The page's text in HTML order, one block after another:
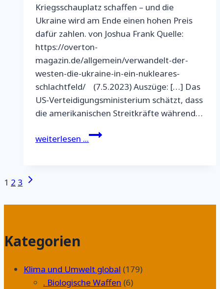
Kriegsschauplatz schaffen – und die
Ukraine wird am Ende einen hohen Preis
dafür zahlen. von Joshua Frank Quelle:
https://overton-
magazin.de/allgemein/verwandelt-der-
westen-die-ukraine-in-ein-nukleares-
schlachtfeld/ (7.5.2023) Auszüge: […] Das
US-Verteidigungsministerium schätzt, dass
die amerikanischen Streitkräfte während…
weiterlesen ...Verwandelt
Seitennavigation
1 2 3 Nächste
Kategorien
Klima und Umwelt global (179)
. Biologische Waffen (6)